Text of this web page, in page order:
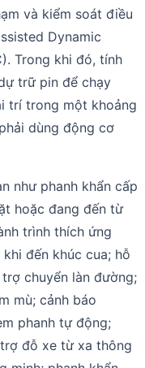
và kiểm soát điều
Dynamic
Trong khi đó, tính
trữ pin để chạy
trí trong một khoảng
dùng động cơ
như phanh khẩn cấp
hoặc đang đến từ
trình thích ứng
đến khúc cua; hỗ
chuyển làn đường;
mù; cảnh báo
phanh tự động;
đỗ xe từ xa thông